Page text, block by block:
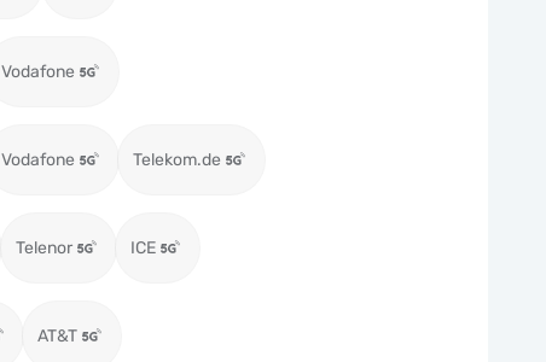
Vodafone
Vodafone Telekom.de
Telenor ICE
AT&T